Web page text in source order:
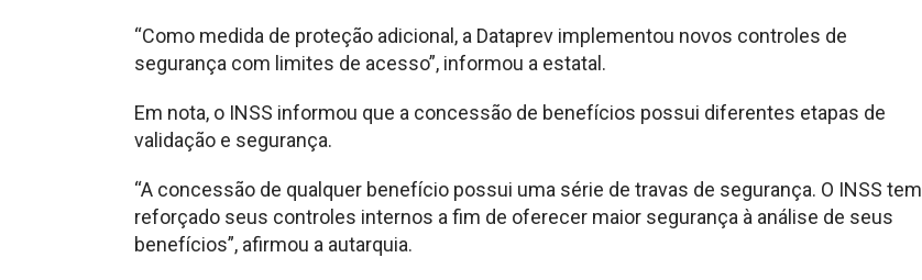
“Como medida de proteção adicional, a Dataprev implementou novos controles de
segurança com limites de acesso”, informou a estatal.
Em nota, o INSS informou que a concessão de benefícios possui diferentes etapas de
validação e segurança.
“A concessão de qualquer benefício possui uma série de travas de segurança. O INSS tem
reforçado seus controles internos a fim de oferecer maior segurança à análise de seus
benefícios”, afirmou a autarquia.